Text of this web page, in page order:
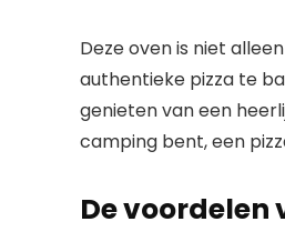
Deze oven is niet
authentieke pizza te
genieten van een
camping bent, een
De